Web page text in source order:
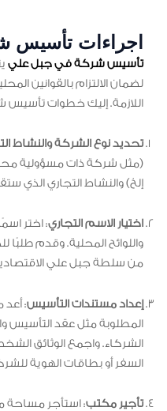
اجراءات
تأسيس شركة في جبل علي
لضمان الالتزام بالقوانين
اللازمة. إليك خطوات
تحديد نوع الشركة والنشاط
(مثل شركة ذات مسؤولية
إلخ) والنشاط التجاري الذي
اختيار الاسم التجاري: اختر
واللوائح المحلية. وقدم
من سلطة جبل علي
إعداد مستندات التأسيس: أعد
المطلوبة مثل عقد التأسيس
الشركاء. واجمع الوثائق
السفر أو بطاقات الهوية
تأجير مكتب: استأجر مساحة